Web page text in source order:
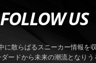
FOLLOW US
に散らばるスニーカー情報を
ードから未来の潮流となりう